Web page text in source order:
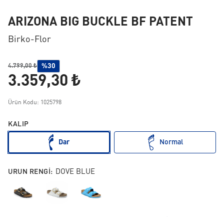
ARIZONA BIG BUCKLE BF PATENT
Birko-Flor
4.799,00 ₺ %30
3.359,30 ₺
Ürün Kodu: 1025798
KALIP
Dar Normal
URUN RENGI: DOVE BLUE